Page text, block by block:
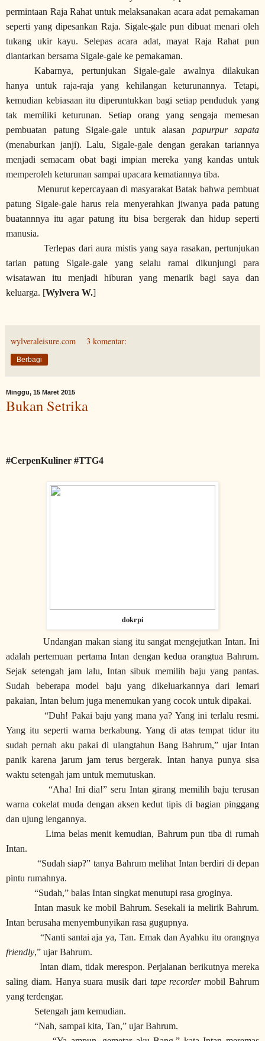
permintaan Raja Rahat untuk melaksanakan acara adat pemakaman
seperti yang dipesankan Raja. Sigale-gale pun dibuat menari oleh
tukang ukir kayu. Selepas acara adat, mayat Raja Rahat pun
diantarkan bersama Sigale-gale ke pemakaman.
Kabarnya, pertunjukan Sigale-gale awalnya dilakukan
hanya untuk raja-raja yang kehilangan keturunannya. Tetapi,
kemudian kebiasaan itu diperuntukkan bagi setiap penduduk yang
tak memiliki keturunan. Setiap orang yang sengaja memesan
pembuatan patung Sigale-gale untuk alasan papurpur sapata
(menaburkan janji). Lalu, Sigale-gale dengan gerakan tariannya
menjadi semacam obat bagi impian mereka yang kandas untuk
memperoleh keturunan sampai upacara kematiannya tiba.
Menurut kepercayaan di masyarakat Batak bahwa pembuat
patung Sigale-gale harus rela menyerahkan jiwanya pada patung
buatannnya itu agar patung itu bisa bergerak dan hidup seperti
manusia.
Terlepas dari aura mistis yang saya rasakan, pertunjukan
tarian patung Sigale-gale yang selalu ramai dikunjungi para
wisatawan itu menjadi hiburan yang menarik bagi saya dan
keluarga. [Wylvera W.]
wylveraleisure.com 3 komentar:
Berbagi
Minggu, 15 Maret 2015
Bukan Setrika
#CerpenKuliner #TTG4
dokrpi
Undangan makan siang itu sangat mengejutkan Intan. Ini
adalah pertemuan pertama Intan dengan kedua orangtua Bahrum.
Sejak setengah jam lalu, Intan sibuk memilih baju yang pantas.
Sudah beberapa model baju yang dikeluarkannya dari lemari
pakaian, Intan belum juga menemukan yang cocok untuk dipakai.
“Duh! Pakai baju yang mana ya? Yang ini terlalu resmi.
Yang itu seperti warna berkabung. Yang di atas tempat tidur itu
sudah pernah aku pakai di ulangtahun Bang Bahrum,” ujar Intan
panik karena jarum jam terus bergerak. Intan hanya punya sisa
waktu setengah jam untuk memutuskan.
“Aha! Ini dia!” seru Intan girang memilih baju terusan
warna cokelat muda dengan aksen kedut tipis di bagian pinggang
dan ujung lengannya.
Lima belas menit kemudian, Bahrum pun tiba di rumah
Intan.
“Sudah siap?” tanya Bahrum melihat Intan berdiri di depan
pintu rumahnya.
“Sudah,” balas Intan singkat menutupi rasa groginya.
Intan masuk ke mobil Bahrum. Sesekali ia melirik Bahrum.
Intan berusaha menyembunyikan rasa gugupnya.
“Nanti santai aja ya, Tan. Emak dan Ayahku itu orangnya
friendly,” ujar Bahrum.
Intan diam, tidak merespon. Perjalanan berikutnya mereka
saling diam. Hanya suara musik daritape recordermobil Bahrum
yang terdengar.
Setengah jam kemudian.
“Nah, sampai kita, Tan,” ujar Bahrum.